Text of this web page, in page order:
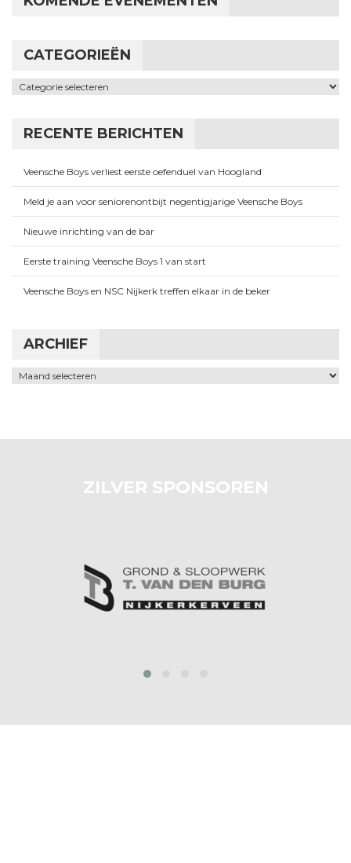
CATEGORIEËN
Categorieën
RECENTE BERICHTEN
Veensche Boys verliest eerste oefenduel van Hoogland
Meld je aan voor seniorenontbijt negentigjarige Veensche Boys
Nieuwe inrichting van de bar
Eerste training Veensche Boys 1 van start
Veensche Boys en NSC Nijkerk treffen elkaar in de beker
ARCHIEF
Archief
ZILVER SPONSOREN
prev